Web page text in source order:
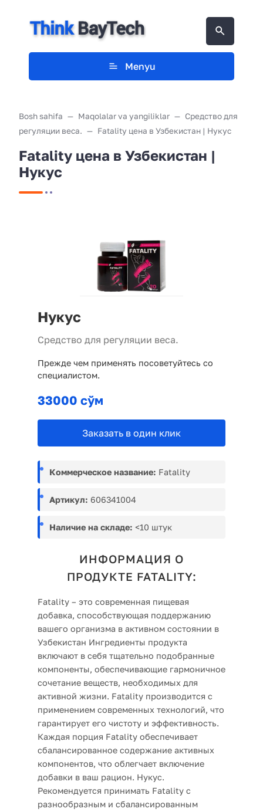
Menyu
Bosh sahifa Maqolalar va yangiliklar
Средство для
регуляции веса.
Fatality цена в Узбекистан | Нукус
Fatality цена в Узбекистан |
Нукус
Нукус
Средство для регуляции веса.
Прежде чем применять посоветуйтесь со
специалистом.
33000 сўм
Заказать в один клик
Коммерческое название: Fatality
Артикул: 606341004
Наличие на складе: <10 штук
ИНФОРМАЦИЯ О
ПРОДУКТЕ FATALITY:
Fatality – это современная пищевая
добавка, способствующая поддержанию
вашего организма в активном состоянии в
Узбекистан Ингредиенты продукта
включают в себя тщательно подобранные
компоненты, обеспечивающие гармоничное
сочетание веществ, необходимых для
активной жизни. Fatality производится с
применением современных технологий, что
гарантирует его чистоту и эффективность.
Каждая порция Fatality обеспечивает
сбалансированное содержание активных
компонентов, что облегчает включение
добавки в ваш рацион. Нукус.
Рекомендуется принимать Fatality с
разнообразным и сбалансированным